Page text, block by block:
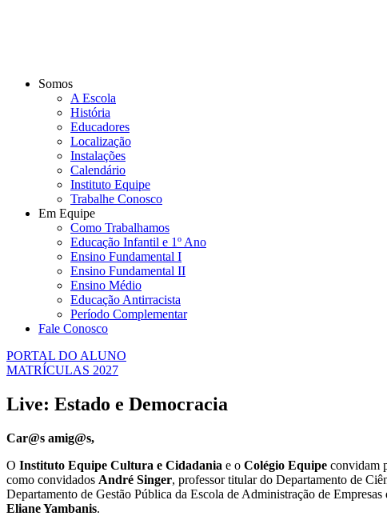
Somos
A Escola
História
Educadores
Localização
Instalações
Calendário
Instituto Equipe
Trabalhe Conosco
Em Equipe
Como Trabalhamos
Educação Infantil e 1º Ano
Ensino Fundamental I
Ensino Fundamental II
Ensino Médio
Educação Antirracista
Período Complementar
Fale Conosco
PORTAL DO ALUNO
MATRÍCULAS 2027
Live: Estado e Democracia
Car@s amig@s,
O Instituto Equipe Cultura e Cidadania e o Colégio Equipe convidam
como convidados André Singer, professor titular do Departamento de
Departamento de Gestão Pública da Escola de Administração de
Eliane Yambanis.